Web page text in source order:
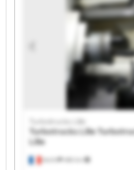
Seclin
Turbotrucks Lille
Lille